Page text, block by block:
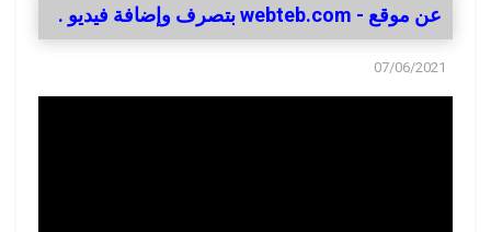
عن موقع - webteb.com بتصرف وإضافة فيديو .
07/06/2021